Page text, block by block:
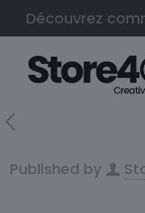
Découvrez
Published by